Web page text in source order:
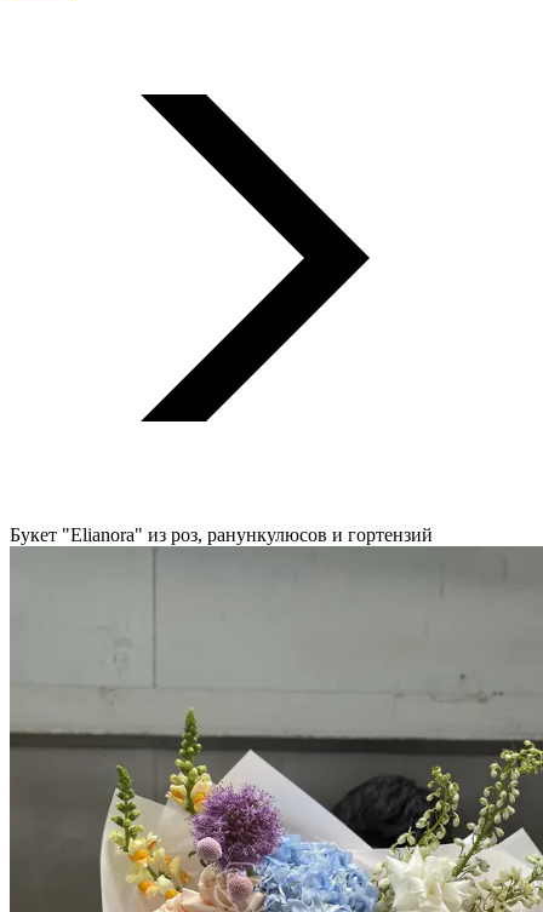
Букет "Elianora" из роз, ранункулюсов и гортензий